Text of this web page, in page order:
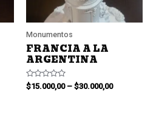
Monumentos
FRANCIA A LA
ARGENTINA
Valorado
en
$15.000,00– $30.000,00